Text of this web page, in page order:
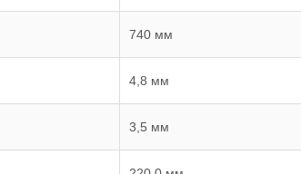
740 мм
4,8 мм
3,5 мм